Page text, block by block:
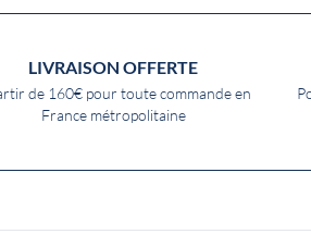
LIVRAISON OFFERTE
de 160€ pour toute commande en
France métropolitaine